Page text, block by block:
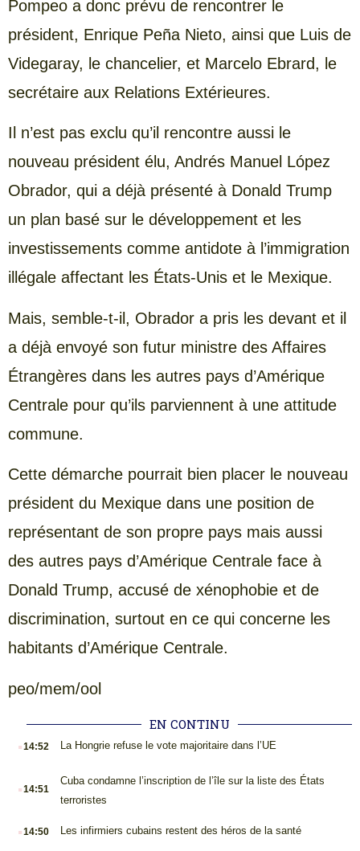
Pompeo a donc prévu de rencontrer le
président, Enrique Peña Nieto, ainsi que Luis de
Videgaray, le chancelier, et Marcelo Ebrard, le
secrétaire aux Relations Extérieures.
Il n’est pas exclu qu’il rencontre aussi le
nouveau président élu, Andrés Manuel López
Obrador, qui a déjà présenté à Donald Trump
un plan basé sur le développement et les
investissements comme antidote à l’immigration
illégale affectant les États-Unis et le Mexique.
Mais, semble-t-il, Obrador a pris les devant et il
a déjà envoyé son futur ministre des Affaires
Étrangères dans les autres pays d’Amérique
Centrale pour qu’ils parviennent à une attitude
commune.
Cette démarche pourrait bien placer le nouveau
président du Mexique dans une position de
représentant de son propre pays mais aussi
des autres pays d’Amérique Centrale face à
Donald Trump, accusé de xénophobie et de
discrimination, surtout en ce qui concerne les
habitants d’Amérique Centrale.
peo/mem/ool
EN CONTINU
.14:52 La Hongrie refuse le vote majoritaire dans l’UE
.14:51
Cuba condamne l’inscription de l’île sur la liste des États
terroristes
.14:50 Les infirmiers cubains restent des héros de la santé